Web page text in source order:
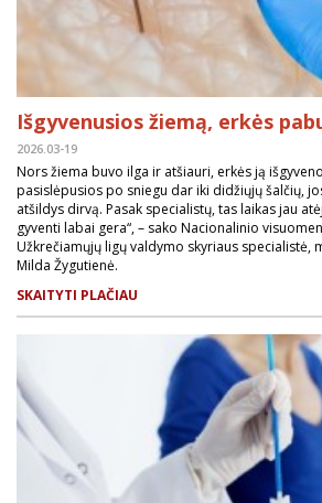
Išgyvenusios žiemą, erkės
2026.03-19
Nors žiema buvo ilga ir atšiauri, erkės ją
pasislėpusios po sniegu dar iki didžiųjų šalčių,
atšildys dirvą. Pasak specialistų, tas laikas jau
gyventi labai gera“, – sako Nacionalinio
Užkrečiamųjų ligų valdymo skyriaus specialistė,
Milda Žygutienė.
SKAITYTI PLAČIAU